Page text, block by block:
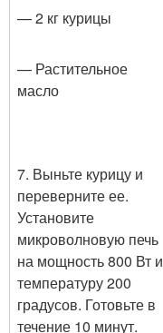
— 2 кг курицы
— Растительное
масло
7. Выньте курицу и
переверните ее.
Установите
микроволновую печь
на мощность 800 Вт и
температуру 200
градусов. Готовьте в
течение 10 минут.